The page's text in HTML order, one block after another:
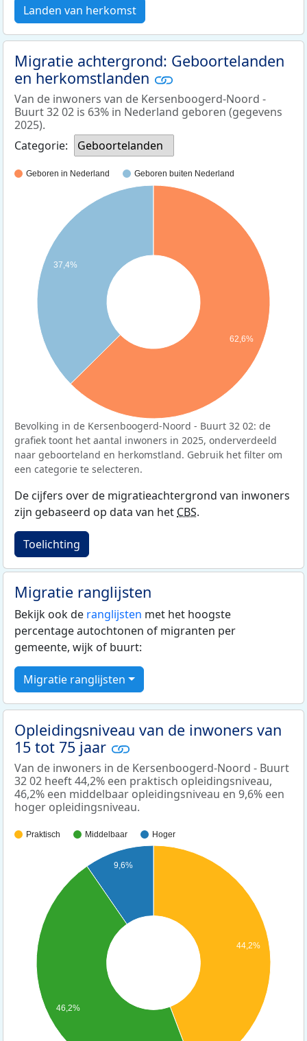
Landen van herkomst
Migratie achtergrond: Geboortelanden
en herkomstlanden
Van de inwoners van de Kersenboogerd-Noord -
Buurt 32 02 is 63% in Nederland geboren (gegevens
2025).
Categorie:
Geboortelanden
Geboren in Nederland Geboren buiten Nederland
37,4%
62,6%
Bevolking in de Kersenboogerd-Noord - Buurt 32 02: de
grafiek toont het aantal inwoners in 2025, onderverdeeld
naar geboorteland en herkomstland. Gebruik het filter om
een categorie te selecteren.
De cijfers over de migratieachtergrond van inwoners
zijn gebaseerd op data van het CBS.
Toelichting
Migratie ranglijsten
Bekijk ook de ranglijsten met het hoogste
percentage autochtonen of migranten per
gemeente, wijk of buurt:
Migratie ranglijsten
Opleidingsniveau van de inwoners van
15 tot 75 jaar
Van de inwoners in de Kersenboogerd-Noord - Buurt
32 02 heeft 44,2% een praktisch opleidingsniveau,
46,2% een middelbaar opleidingsniveau en 9,6% een
hoger opleidingsniveau.
Praktisch Middelbaar Hoger
44,2%
9,6%
46,2%